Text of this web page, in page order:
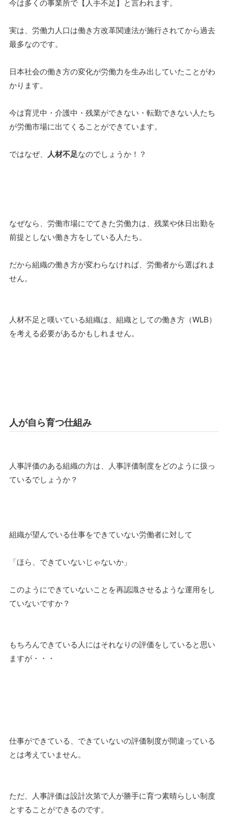
今は多くの事業所で【人手不足】と言われます。
実は、労働力人口は働き方改革関連法が施行されてから過去
最多なのです。
日本社会の働き方の変化が労働力を生み出していたことがわ
かります。
今は育児中・介護中・残業ができない・転勤できない人たち
が労働市場に出てくることができています。
ではなぜ、 人材不足なのでしょうか！？
なぜなら、労働市場にでてきた労働力は、残業や休日出勤を
前提としない働き方をしている人たち。
だから組織の働き方が変わらなければ、労働者から選ばれま
せん。
人材不足と嘆いている組織は、組織としての働き方（WLB）
を考える必要があるかもしれません。
人が自ら育つ仕組み
人事評価のある組織の方は、人事評価制度をどのように扱っ
ているでしょうか？
組織が望んでいる仕事をできていない労働者に対して
「ほら、できていないじゃないか」
このようにできていないことを再認識させるような運用をし
ていないですか？
もちろんできている人にはそれなりの評価をしていると思い
ますが・・・
仕事ができている、できていないの評価制度が間違っている
とは考えていません。
ただ、人事評価は設計次第で人が勝手に育つ素晴らしい制度
とすることができるのです。